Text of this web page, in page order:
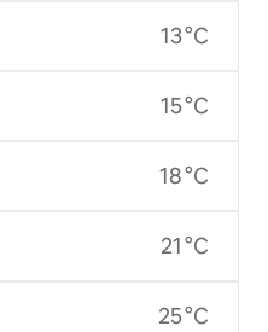
13 °C
15 °C
18 °C
21 °C
25 °C